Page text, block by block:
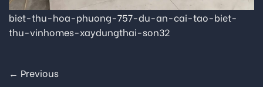
biet-thu-hoa-phuong-757-du-an-cai-tao-biet-
thu-vinhomes-xaydungthai-son32
← Previous